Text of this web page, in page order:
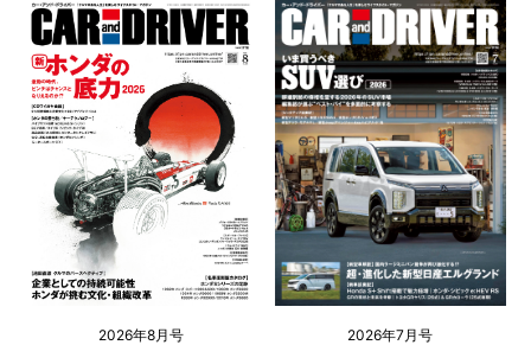
2026年8月号 2026年7月号